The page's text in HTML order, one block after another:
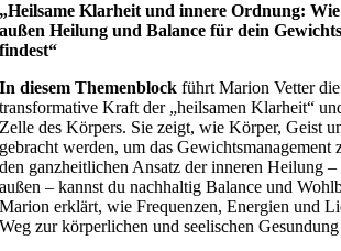
„Heilsame Klarheit und innere Ordnung:
außen Heilung und Balance für dein
findest“
In diesem Themenblock führt Marion Vetter
transformative Kraft der „heilsamen Klarheit“
Zelle des Körpers. Sie zeigt, wie Körper, Geist
gebracht werden, um das Gewichtsmanagement
den ganzheitlichen Ansatz der inneren Heilung
außen – kannst du nachhaltig Balance und
Marion erklärt, wie Frequenzen, Energien und
Weg zur körperlichen und seelischen